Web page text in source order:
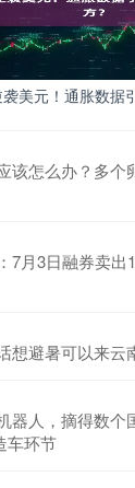
美元！通胀数据
该怎么办？多个
7月3日融券卖
想避暑可以来云
器人，摘得数个
车环节